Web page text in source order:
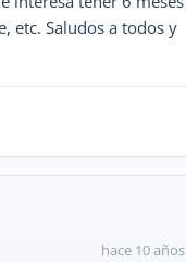
etc. Saludos a todos y
hace 10 años